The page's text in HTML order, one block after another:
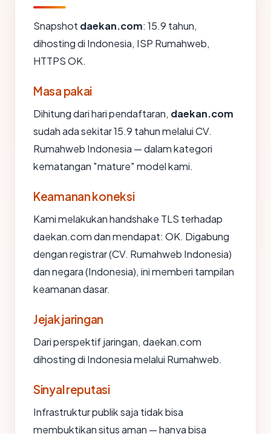
Snapshot daekan.com: 15.9 tahun,
dihosting di Indonesia, ISP Rumahweb,
HTTPS OK.
Masa pakai
Dihitung dari hari pendaftaran, daekan.com
sudah ada sekitar 15.9 tahun melalui CV.
Rumahweb Indonesia — dalam kategori
kematangan "mature" model kami.
Keamanan koneksi
Kami melakukan handshake TLS terhadap
daekan.com dan mendapat: OK. Digabung
dengan registrar (CV. Rumahweb Indonesia)
dan negara (Indonesia), ini memberi tampilan
keamanan dasar.
Jejak jaringan
Dari perspektif jaringan, daekan.com
dihosting di Indonesia melalui Rumahweb.
Sinyal reputasi
Infrastruktur publik saja tidak bisa
membuktikan situs aman — hanya bisa